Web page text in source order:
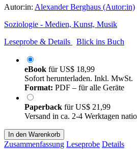
Autor:in: Alexander Berghaus (Autor:in)
Soziologie - Medien, Kunst, Musik
Leseprobe & Details
Blick ins Buch
eBook fürUS$ 18,99
Sofort herunterladen. Inkl. MwSt.
Format: PDF – für alle Geräte
Paperback fürUS$ 21,99
Versand in ca. 2-4 Werktagen
In den Warenkorb
Zusammenfassung Leseprobe Details